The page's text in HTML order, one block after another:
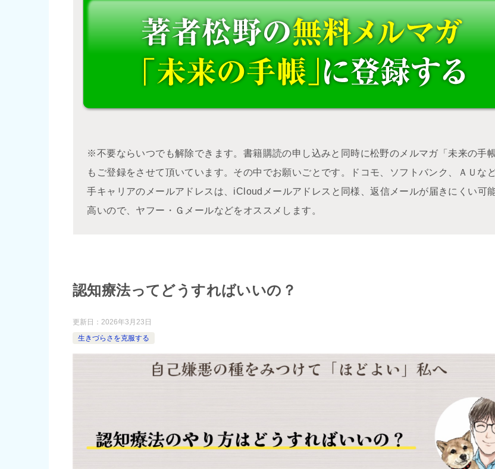
※不要ならいつでも解除できます。書籍購読の申し込みと同時に松野のメルマガ「未来の手
もご登録をさせて頂いています。その中でお願いごとです。ドコモ、ソフトバンク、ＡＵな
手キャリアのメールアドレスは、iCloudメールアドレスと同様、返信メールが届きにくい可
高いので、ヤフー・Ｇメールなどをオススメします。
認知療法ってどうすればいいの？
更新日： 2026年3月23日
生きづらさを克服する